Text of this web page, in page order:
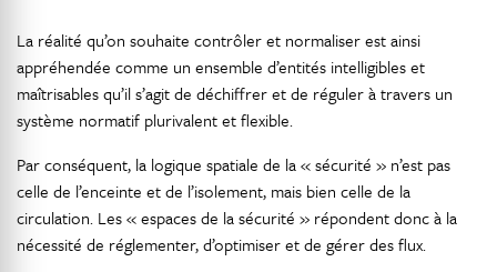
La réalité qu’on souhaite contrôler et normaliser est ainsi
appréhendée comme un ensemble d’entités intelligibles et
maîtrisables qu’il s’agit de déchiffrer et de réguler à travers un
système normatif plurivalent et flexible.
Par conséquent, la logique spatiale de la « sécurité » n’est pas
celle de l’enceinte et de l’isolement, mais bien celle de la
circulation. Les « espaces de la sécurité » répondent donc à la
nécessité de réglementer, d’optimiser et de gérer des flux.